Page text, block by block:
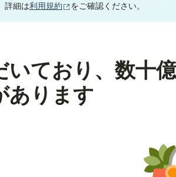
詳細は利用規約 （別ウィンドウで開きます）
をご確認ください。
いており、数十
あります